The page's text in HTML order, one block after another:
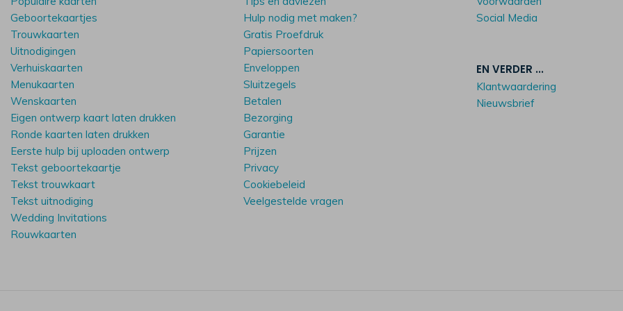
Geboortekaartjes
Trouwkaarten
Uitnodigingen
Verhuiskaarten
Menukaarten
Wenskaarten
Eigen ontwerp kaart laten drukken
Ronde kaarten laten drukken
Eerste hulp bij uploaden ontwerp
Tekst geboortekaartje
Tekst trouwkaart
Tekst uitnodiging
Wedding Invitations
Rouwkaarten
Hulp nodig met maken?
Gratis Proefdruk
Papiersoorten
Enveloppen
Sluitzegels
Betalen
Bezorging
Garantie
Prijzen
Privacy
Cookiebeleid
Veelgestelde vragen
Social Media
EN VERDER ...
Klantwaardering
Nieuwsbrief